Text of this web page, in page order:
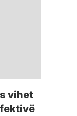
vihet